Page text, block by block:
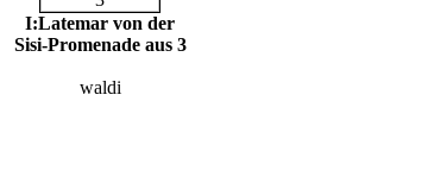
I:Latemar von der
Sisi-Promenade aus 3
waldi